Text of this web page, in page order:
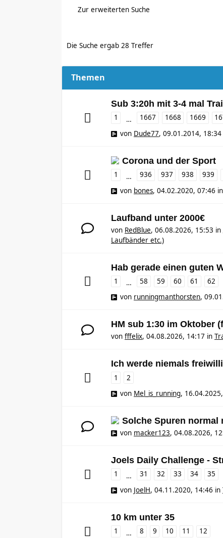
Zur erweiterten Suche
Die Suche ergab 28 Treffer
Themen
Sub 3:20h mit 3-4 mal
1 … 1667 1668 1669
von Dude77, 09.01.2014, 18:34
Corona und der Sport
1 … 936 937 938 939
von bones, 04.02.2020, 07:46 in
Laufband unter 2000€
von RedBlue, 06.08.2026, 15:53 in
Laufbänder etc.)
Hab gerade einen guten
1 … 58 59 60 61
62
von runningmanthorsten,
HM sub 1:30 im Oktober
von fffelix, 04.08.2026, 14:17 in
Ich werde niemals
1
2
von Mel_is_running,
Solche Spuren normal
von macker123, 04.08.2026,
Joels Daily Challenge -
1 … 31 32 33 34
35
von JoelH, 04.11.2020, 14:46 in
10 km unter 35
1 … 8 9 10 11
12